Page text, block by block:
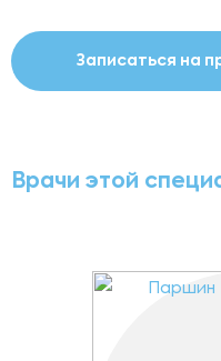
Записаться на
Врачи этой